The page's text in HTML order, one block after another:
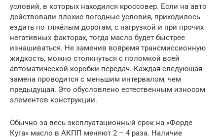
условий, в которых находился кроссовер. Если на авто
действовали плохие погодные условия, приходилось
ездить по тяжёлым дорогам, с нагрузкой и при прочих
негативных факторах, тогда масло будет быстрее
изнашиваться. Не заменив вовремя трансмиссионную
жидкость, можно столкнуться с поломкой всей
автоматической коробки передач. Каждая следующая
замена проводится с меньшим интервалом, чем
предыдущая. Это обусловлено естественным износом
элементов конструкции.
Обычно за весь эксплуатационный срок на «Форде
Куга» масло в АКПП меняют 2 – 4 раза. Наличие